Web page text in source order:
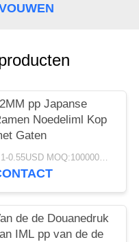
pp Japanse
Noedeliml Kop
Gaten
0.1-0.55USD MOQ:100000PCS
de de Douanedruk
IML pp van de de